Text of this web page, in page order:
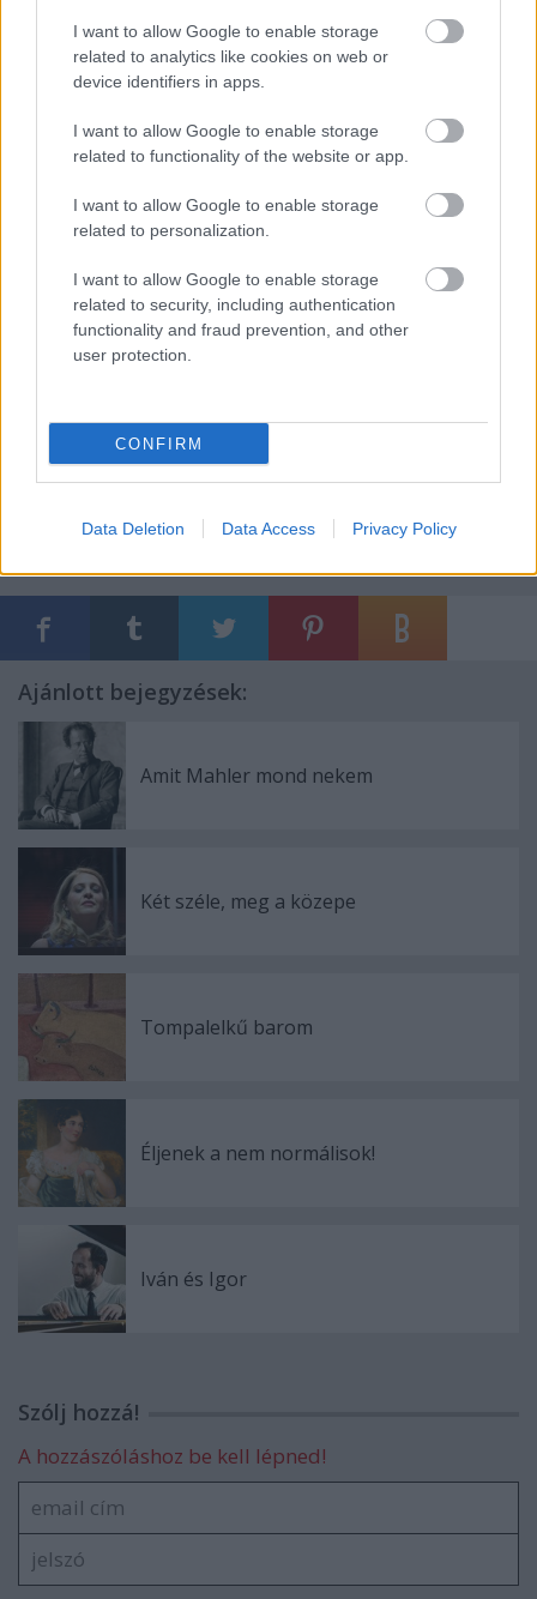
I want to allow Google to enable storage
related to analytics like cookies on web or
device identifiers in apps.
I want to allow Google to enable storage
related to functionality of the website or app.
I want to allow Google to enable storage
related to personalization.
I want to allow Google to enable storage
related to security, including authentication
functionality and fraud prevention, and other
user protection.
CONFIRM
Data Deletion Data Access Privacy Policy
beszélgetünk, autóba ülünk. Nem történik semmi
tragédia, nem kell ordibálni a körülöttünk
kocsikázókkal, nem rángat le senki a hegytetőről. De
nyomni kell a gázt, hazaérni, a tévében épp Mr Bean
megy, a hétköznap nem bánt, de szépen föltölti
körülöttünk a völgyeket a maga szemeteivel, és már
nem állunk semmiféle magaslaton, nincs
emelkedettség, csak a krumplihéjszagú élet. Mihez
kezdjünk most magunkkal? Hallgassuk meg,
mintegy imaként, szertartásként minden nap a Dal a
Földrőlt? Minden szertartásnak az a sorsa, hogy
hirtelen nem tudjuk már, miért is csináljuk, csak
ismételgetjük a mozdulatokat. Fogadjuk el, hogy
is csak az emléke marad? Várjuk a következőt?
Ajánlott bejegyzések:
Amit Mahler mond nekem
Két széle, meg a közepe
Tompalelkű barom
Éljenek a nem normálisok!
Iván és Igor
Szólj hozzá!
A hozzászóláshoz be kell lépned!